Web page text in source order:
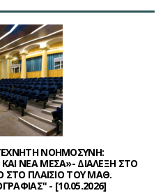
ΝΟΗΜΟΣΥΝΗ:
ΝΕΑ ΜΕΣΑ»- ΔΙΑΛΕΞΗ ΣΤΟ
ΣΤΟ ΠΛΑΙΣΙΟ ΤΟΥ ΜΑΘ.
- [10.05.2026]